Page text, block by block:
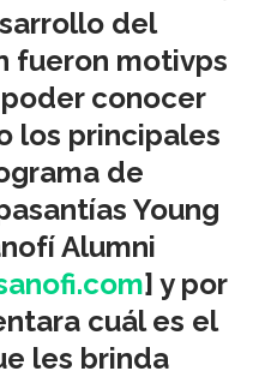
del
fueron motivps
conocer
los principales
de
Young
Alumni
] y por
cuál es el
les brinda